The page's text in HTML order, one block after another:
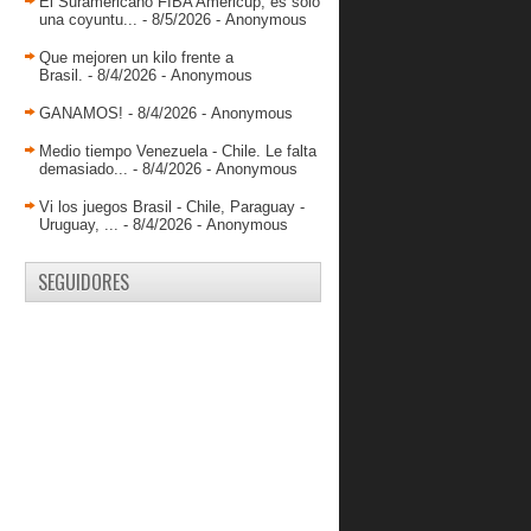
eliminados anunciados.
Marinos pegó primero en la
postemporada
DRAGONES DE CARABOBO
RECIBE A COLUMBUS99 ESTE
MIER...
Dwayne Jones conquistó su tercer
Consejos del Coach Wilmer
una coyuntu... - 8/5/2026 - Anonymous
Que mejoren un kilo frente a
Brasil. - 8/4/2026 - Anonymous
GANAMOS! - 8/4/2026 - Anonymous
Medio tiempo Venezuela - Chile. Le falta
demasiado... - 8/4/2026 - Anonymous
Vi los juegos Brasil - Chile, Paraguay -
Uruguay, ... - 8/4/2026 - Anonymous
SEGUIDORES